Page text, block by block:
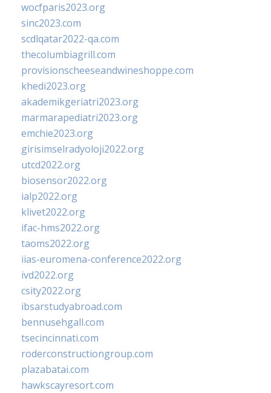
wocfparis2023.org
sinc2023.com
scdlqatar2022-qa.com
thecolumbiagrill.com
provisionscheeseandwineshoppe.com
khedi2023.org
akademikgeriatri2023.org
marmarapediatri2023.org
emchie2023.org
girisimselradyoloji2022.org
utcd2022.org
biosensor2022.org
ialp2022.org
klivet2022.org
ifac-hms2022.org
taoms2022.org
iias-euromena-conference2022.org
ivd2022.org
csity2022.org
ibsarstudyabroad.com
bennusehgall.com
tsecincinnati.com
roderconstructiongroup.com
plazabatai.com
hawkscayresort.com